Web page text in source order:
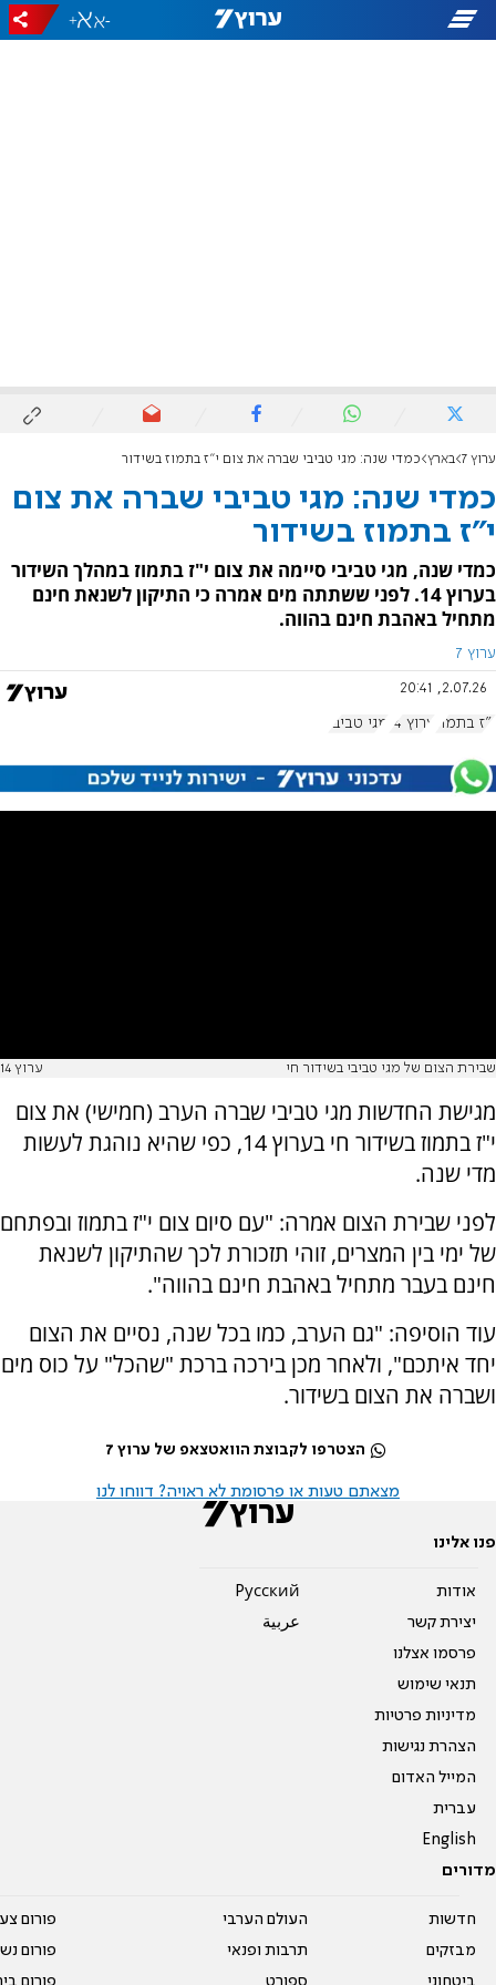
-
+
ערוץ 7 בארץ כמדי שנה: מגי טביבי שברה את צום י"ז בתמוז בשידור
כמדי שנה: מגי טביבי שברה את צום
י"ז בתמוז בשידור
כמדי שנה, מגי טביבי סיימה את צום י"ז בתמוז במהלך השידור
בערוץ 14. לפני ששתתה מים אמרה כי התיקון לשנאת חינם
מתחיל באהבת חינם בהווה.
ערוץ 7
2.07.26, 20:41
י"ז בתמוז ערוץ 14 מגי טביבי
שבירת הצום של מגי טביבי בשידור חי ערוץ 14
מגישת החדשות מגי טביבי שברה הערב (חמישי) את צום
י"ז בתמוז בשידור חי בערוץ 14, כפי שהיא נוהגת לעשות
מדי שנה.
לפני שבירת הצום אמרה: "עם סיום צום י"ז בתמוז ובפתחם
של ימי בין המצרים, זוהי תזכורת לכך שהתיקון לשנאת
חינם בעבר מתחיל באהבת חינם בהווה".
עוד הוסיפה: "גם הערב, כמו בכל שנה, נסיים את הצום
יחד איתכם", ולאחר מכן בירכה ברכת "שהכל" על כוס מים
ושברה את הצום בשידור.
הצטרפו לקבוצת הוואטצאפ של ערוץ 7
מצאתם טעות או פרסומת לא ראויה? דווחו לנו
פנו אלינו
אודות
יצירת קשר
פרסמו אצלנו
תנאי שימוש
מדיניות פרטיות
הצהרת נגישות
המייל האדום
עברית
English
Pусский
عربية
מדורים
חדשות
מבזקים
העולם הערבי
תרבות ופנאי
פורום
פורום